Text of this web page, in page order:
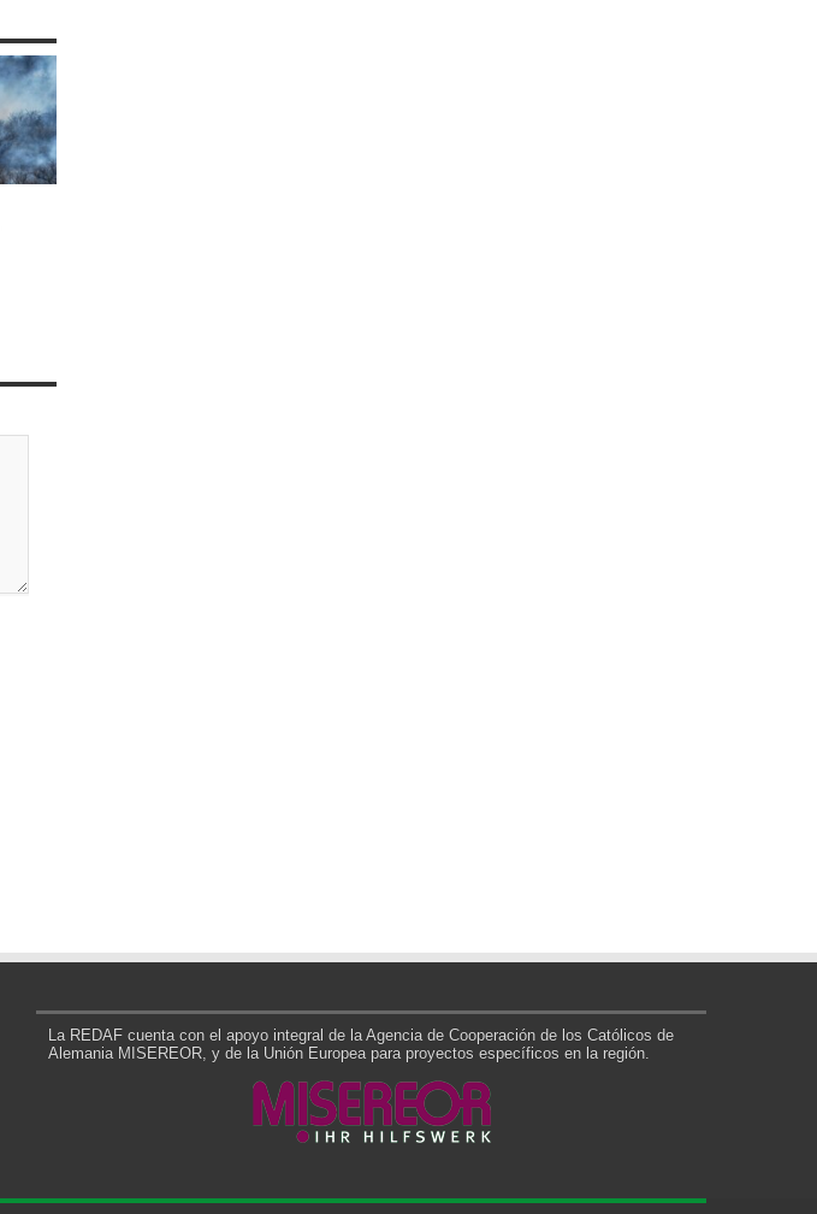
La REDAF cuenta con el apoyo integral de la Agencia de Cooperación de los Católicos de
Alemania MISEREOR, y de la Unión Europea para proyectos específicos en la región.